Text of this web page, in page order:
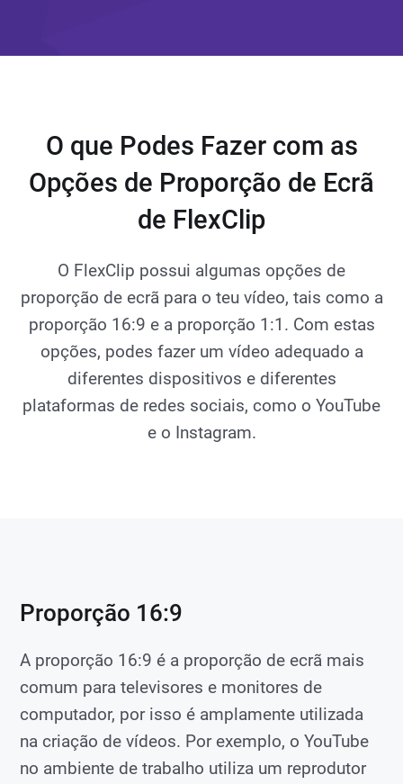
O que Podes Fazer com as
Opções de Proporção de Ecrã
de FlexClip
O FlexClip possui algumas opções de
proporção de ecrã para o teu vídeo, tais como a
proporção 16:9 e a proporção 1:1. Com estas
opções, podes fazer um vídeo adequado a
diferentes dispositivos e diferentes
plataformas de redes sociais, como o YouTube
e o Instagram.
Proporção 16:9
A proporção 16:9 é a proporção de ecrã mais
comum para televisores e monitores de
computador, por isso é amplamente utilizada
na criação de vídeos. Por exemplo, o YouTube
no ambiente de trabalho utiliza um reprodutor